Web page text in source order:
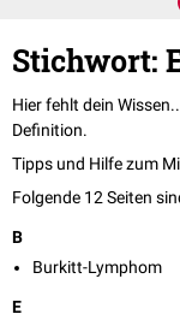
Stichwort:
Hier fehlt dein
Definition.
Tipps und Hilfe zum
Folgende 12 Seiten
B
Burkitt-Lymphom
E